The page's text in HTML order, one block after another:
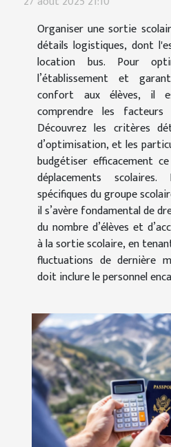
Organiser une sortie
détails logistiques, dont
location bus. Pour
l’établissement et
confort aux élèves, il
comprendre les
Découvrez les critères
d’optimisation, et les
budgétiser efficacement
déplacements
spécifiques du groupe
il s’avère fondamental de
du nombre d’élèves et
à la sortie scolaire, en
fluctuations de dernière
doit inclure le personnel